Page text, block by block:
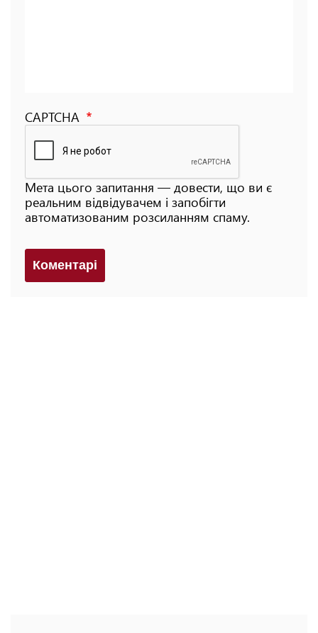
CAPTCHA
Мета цього запитання — довести, що ви є
реальним відвідувачем і запобігти
автоматизованим розсиланням спаму.
Коментарi